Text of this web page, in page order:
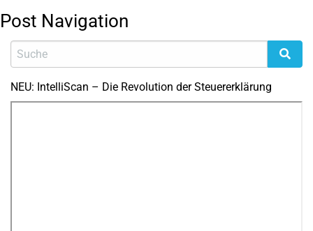
Post Navigation
NEU: IntelliScan – Die Revolution der Steuererklärung